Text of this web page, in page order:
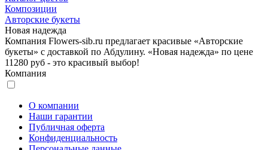
Композиции
Авторские букеты
Новая надежда
Компания Flowers-sib.ru предлагает красивые «Авторские
букеты» с доставкой по Абдулину. «Новая надежда» по цене
11280 руб - это красивый выбор!
Компания
О компании
Наши гарантии
Публичная оферта
Конфиденциальность